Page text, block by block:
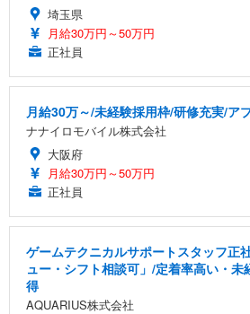
埼玉県
月給30万円～50万円
正社員
月給30万～/未経験採用枠/研修充実/ア
ナナイロモバイル株式会社
大阪府
月給30万円～50万円
正社員
ゲームテクニカルサポートスタッフ正
ュー・シフト相談可」/定着率高い・
得
AQUARIUS株式会社